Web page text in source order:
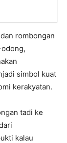
rombongan
simbol kuat
kerakyatan.
tadi ke
kalau